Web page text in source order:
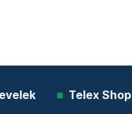
Telex Shop